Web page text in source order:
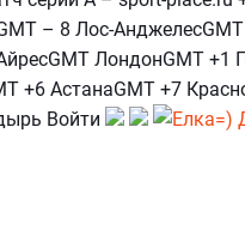
– 8 Лос-
ЛондонGMT +1
+6 АстанаGMT +7
Войти